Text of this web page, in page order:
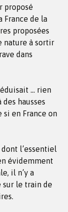
proposé
France de la
proposées
nature à sortir
dans
… rien
hausses
si en France on
l’essentiel
évidemment
il n’y a
sur le train de